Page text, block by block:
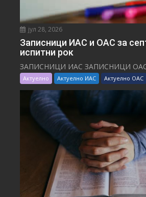
јул 28, 2026
Записници ИАС и ОАС за
испитни рок
ЗАПИСНИЦИ ИАС ЗАПИСНИЦИ
Актуелно Актуелно ИАС Актуелно ОАС